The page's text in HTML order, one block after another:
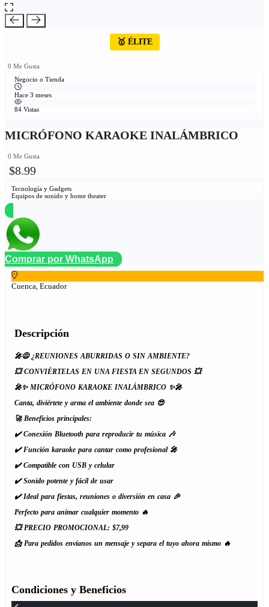
🥇 ÉLITE
0 Me Gusta
Negocio o Tienda
Hace 3 meses
84 Vistas
MICRÓFONO KARAOKE INALÁMBRICO
0 Me Gusta
$8.99
Tecnología y Gadgets
Equipos de sonido y home theater
Comprar por WhatsApp
Cuenca, Ecuador
Descripción
🎤😅 ¿REUNIONES ABURRIDAS O SIN AMBIENTE?
💥 CONVIÉRTELAS EN UNA FIESTA EN SEGUNDOS 💥
🎤✨ MICRÓFONO KARAOKE INALÁMBRICO ✨🎤
Canta, diviértete y arma el ambiente donde sea 😎
🚀 Beneficios principales:
✔️ Conexión Bluetooth para reproducir tu música 🎶
✔️ Función karaoke para cantar como profesional 🎤
✔️ Compatible con USB y celular
✔️ Sonido potente y fácil de usar
✔️ Ideal para fiestas, reuniones o diversión en casa 🎉
Perfecto para animar cualquier momento 🔥
💥 PRECIO PROMOCIONAL: $7,99
📩 Para pedidos envíanos un mensaje y separa el tuyo ahora mismo 🔥
Condiciones y Beneficios